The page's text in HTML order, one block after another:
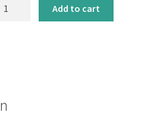
Add to cart